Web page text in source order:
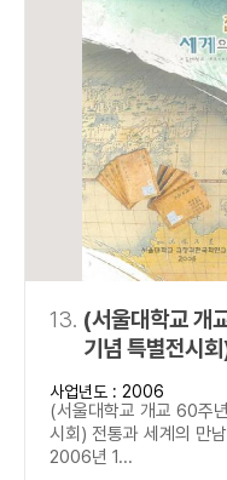
13. (서울대학교 개
기념 특별전시
세계의 만남
사업년도 : 2006
(서울대학교 개교 60주
시회) 전통과 세계의 만
2006년 1...